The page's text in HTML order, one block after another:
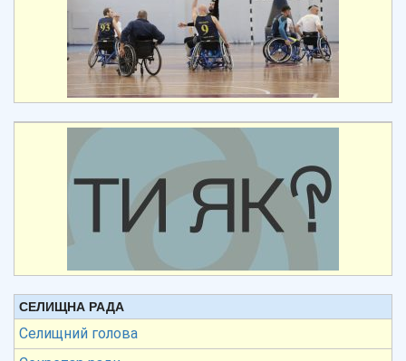
СЕЛИЩНА РАДА
Селищний голова